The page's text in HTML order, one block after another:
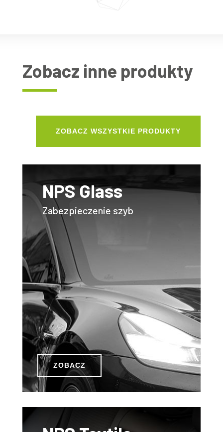
Zobacz inne produkty
ZOBACZ WSZYSTKIE PRODUKTY
NPS Glass
Zabezpieczenie szyb
ZOBACZ